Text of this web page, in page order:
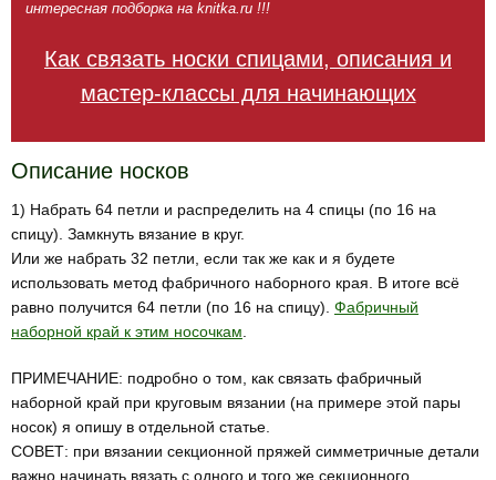
интересная подборка на knitka.ru !!!
Как связать носки спицами, описания и
мастер-классы для начинающих
Описание носков
1) Набрать 64 петли и распределить на 4 спицы (по 16 на
спицу). Замкнуть вязание в круг.
Или же набрать 32 петли, если так же как и я будете
использовать метод фабричного наборного края. В итоге всё
равно получится 64 петли (по 16 на спицу). Фабричный
наборной край к этим носочкам.
ПРИМЕЧАНИЕ: подробно о том, как связать фабричный
наборной край при круговым вязании (на примере этой пары
носок) я опишу в отдельной статье.
СОВЕТ: при вязании секционной пряжей симметричные детали
важно начинать вязать с одного и того же секционного